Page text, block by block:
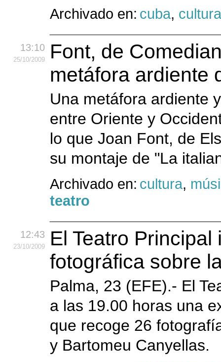
Archivado en: cuba, cultura
13:10
25/10/2009
Font, de
metáfora ardiente
Una metáfora ardiente
entre Oriente y
lo que Joan Font, de
su montaje de "La
Archivado en: cultura,
teatro
12:43
23/10/2009
El Teatro
fotográfica sobre
Palma, 23 (EFE).- El
a las 19.00 horas una
que recoge 26
y Bartomeu Canyellas.